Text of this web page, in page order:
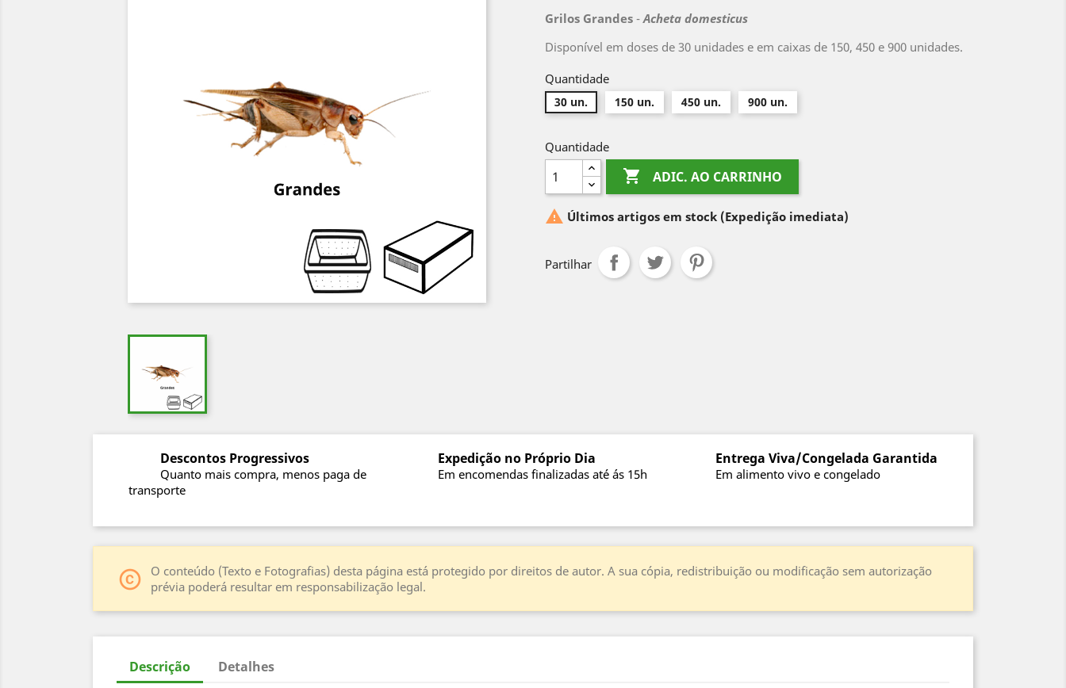
Grilos Grandes -Acheta domesticus
Disponível em doses de 30 unidades e em caixas de 150, 450 e 900 unidades.
Quantidade
30 un. 150 un. 450 un. 900 un.
Quantidade
 ADIC. AO CARRINHO
 Últimos artigos em stock (Expedição imediata)
Partilhar
Descontos Progressivos
Quanto mais compra, menos paga de
transporte
Expedição no Próprio Dia
Em encomendas finalizadas até ás 15h
Entrega Viva/Congelada Garantida
Em alimento vivo e congelado
copyright
O conteúdo (Texto e Fotografias) desta página está protegido por direitos de autor. A sua cópia, redistribuição ou modificação sem autorização
prévia poderá resultar em responsabilização legal.
Descrição Detalhes